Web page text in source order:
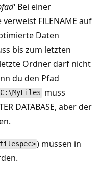
' Bei einer
FILENAME auf
Daten
bis zum letzten
Ordner darf nicht
du den Pfad
C:\MyFiles muss
DATABASE, aber der
) müssen in